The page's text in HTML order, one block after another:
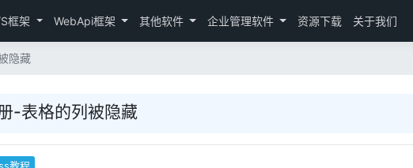
框架 WebApi框架 其他软件 企业管理软件 资源下载 关于我们
隐藏
-表格的列被隐藏
教程